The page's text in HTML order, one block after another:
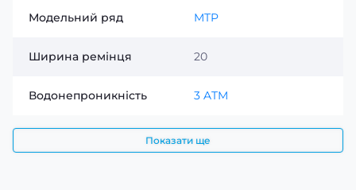
Модельний ряд MTP
Ширина ремінця 20
Водонепроникність 3 ATM
Показати ще